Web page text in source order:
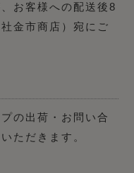
お客様への配送後8
金市商店）宛にご
の出荷・お問い合
ただきます。